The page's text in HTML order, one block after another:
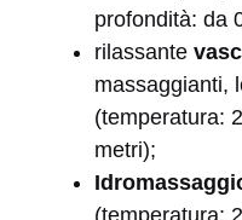
profondità: da
rilassante
massaggianti,
(temperatura:
metri);
(temperatura: